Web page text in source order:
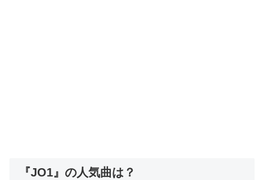
『JO1』の人気曲は？